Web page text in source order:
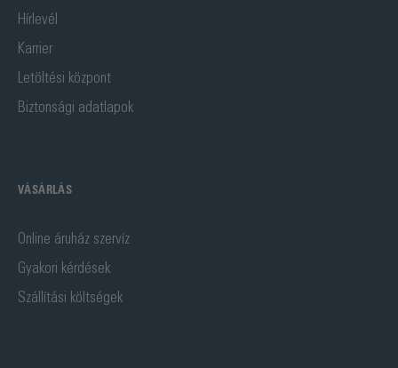
Hírlevél
Karrier
Letöltési központ
Biztonsági adatlapok
VÁSÁRLÁS
Online áruház szervíz
Gyakori kérdések
Szállítási költségek